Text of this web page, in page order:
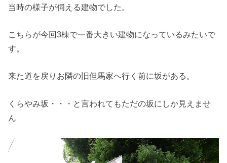
当時の様子が伺える建物でした。
こちらが今回3棟で一番大きい建物になっているみたいで
す。
来た道を戻りお隣の旧但馬家へ行く前に坂がある。
くらやみ坂・・・と言われてもただの坂にしか見えませ
ん